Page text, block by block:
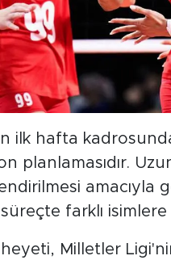
ilk hafta
planlamasıdır.
amacıyla
farklı
heyeti, Milletler